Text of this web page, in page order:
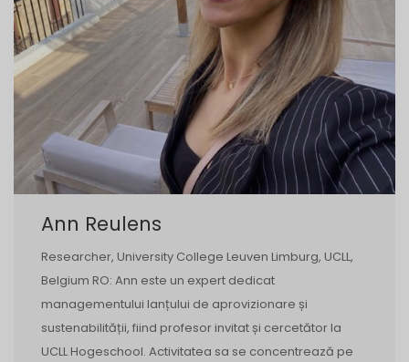
Ann Reulens
Researcher, University College Leuven Limburg, UCLL,
Belgium RO: Ann este un expert dedicat
managementului lanțului de aprovizionare și
sustenabilității, fiind profesor invitat și cercetător la
UCLL Hogeschool. Activitatea sa se concentrează pe